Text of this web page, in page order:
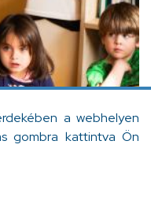
a webhelyen
gombra kattintva Ön